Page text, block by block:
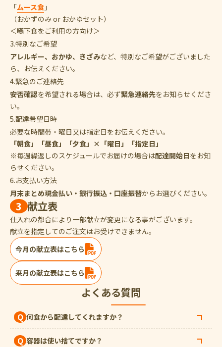
「ムース食 」
（おかずのみ or おかゆセット）
＜嚥下食をご利用の方向け＞
3.特別なご希望
アレルギー、おかゆ、きざみなど、特別なご希望がございました
ら、お伝えください。
4.緊急のご連絡先
安否確認を希望される場合は、必ず緊急連絡先をお知らせくださ
い。
5.配達希望日時
必要な時間帯・曜日又は指定日をお伝えください。
「朝食」「昼食」「夕食」×「曜日」「指定日」
※毎週繰返しのスケジュールでお届けの場合は配達開始日をお知
らせください。
6.お支払い方法
月末まとめ現金払い・銀行振込・口座振替からお選びください。
3 献立表
仕入れの都合により一部献立が変更になる事がございます。
献立を指定してのご注文はお受けできません。
今月の献立表はこちら
来月の献立表はこちら
よくある質問
Q 何食から配達してくれますか？
Q 容器は使い捨てですか？